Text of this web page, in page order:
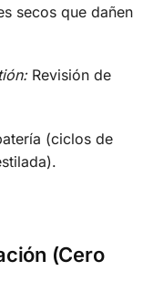
secos que dañen
Revisión de
(ciclos de
(Cero